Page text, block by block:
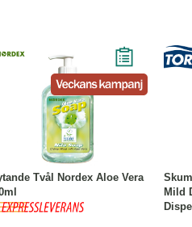
Tvål Nordex Aloe Vera
Köp
Mild